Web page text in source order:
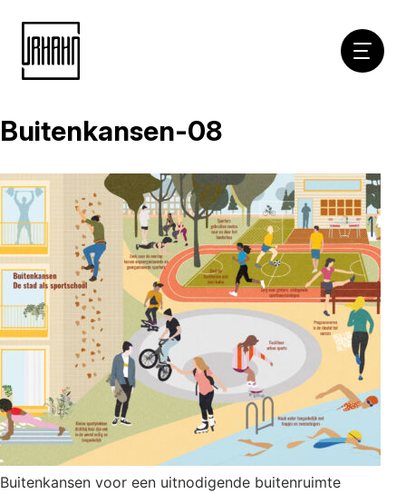
Naar
Buitenkansen-08
Buitenkansen voor een uitnodigende buitenruimte